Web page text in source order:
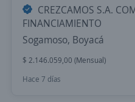
CREZCAMOS S.A.
FINANCIAMIENTO
Sogamoso, Boyacá
$ 2.146.059,00 (Mensual)
Hace 7 días